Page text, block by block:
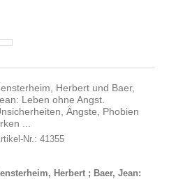
Herbert und Baer,
Leben ohne Angst.
Ängste, Phobien
...
Nr.: 41355
Herbert ; Baer, Jean: